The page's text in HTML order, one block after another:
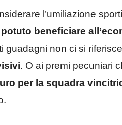
l’umiliazione
beneficiare
guadagni non ci si
. O ai premi pecuniari
per la squadra